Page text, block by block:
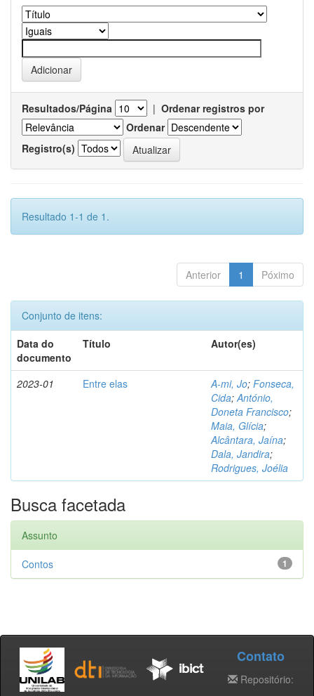
Resultados/Página | Ordenar registros por
Ordenar
Registro(s)
Resultado 1-1 de 1.
Anterior 1 Póximo
Conjunto de itens:
Data do
documento
Título Autor(es)
2023-01 Entre elas A-mi, Jo; Fonseca,
Cida;António,
Doneta Francisco;
Maia, Glícia;
Alcântara, Jaína;
Dala, Jandira;
Rodrigues, Joélia
Busca facetada
Assunto
1
Contos
Contato
Repositório: